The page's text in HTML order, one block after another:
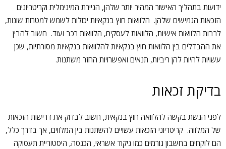
ידועות בתהליך האישור המהיר יותר שלהן, הניירת המינימלית וקריטריונים
הזכאות הגמישים שלהן. הלוואות חוץ בנקאיות יכולות לשמש למטרות שונות,
לרבות הלוואות אישיות, הלוואות לעסקים, הלוואות רכב ועוד. חשוב להבין
את ההבדלים בין הלוואות חוץ בנקאיות להלוואות בנקאיות מסורתיות, שכן
עשויות להיות להן ריביות, תנאים ואפשרויות החזר משתנות.
בדיקת זכאות
לפני הגשת בקשה להלוואה חוץ בנקאית, חשוב לבדוק את דרישות הזכאות
של המלווה. קריטריוני הזכאות עשויים להשתנות בין המלווים, אך בדרך כלל,
הם לוקחים בחשבון גורמים כמו ניקוד אשראי, הכנסה, היסטוריית תעסוקה